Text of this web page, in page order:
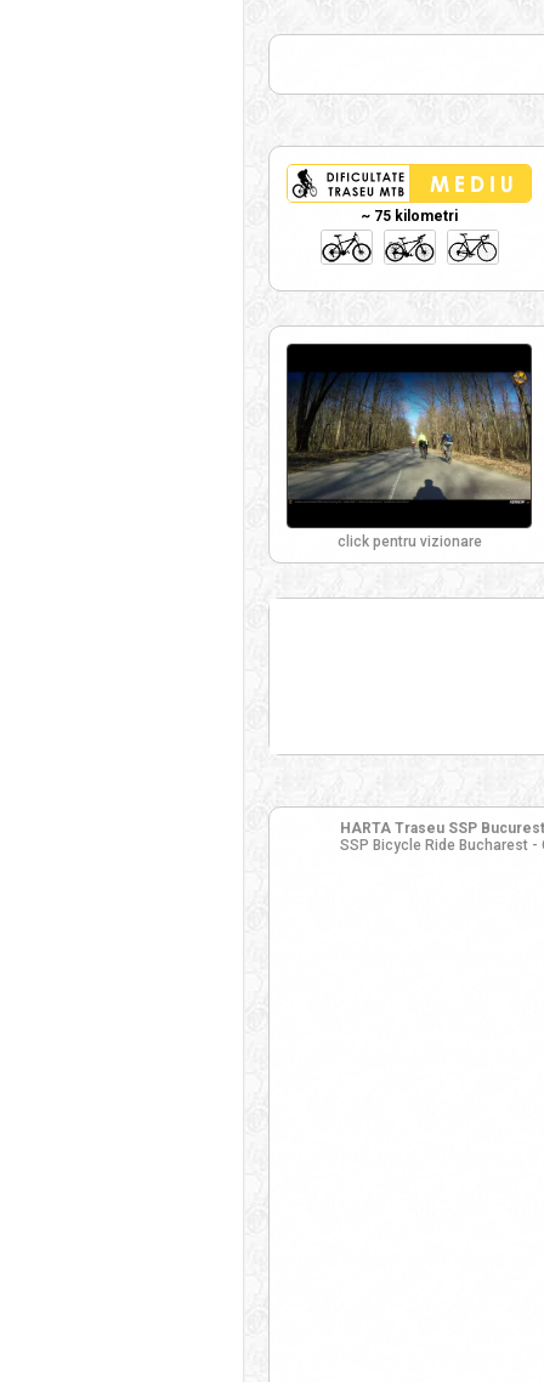
~ 75 kilometri
click pentru vizionare
HARTA Traseu SSP
SSP Bicycle Ride Bucharest